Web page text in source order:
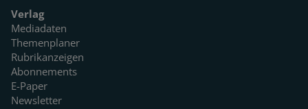
Verlag
Mediadaten
Themenplaner
Rubrikanzeigen
Abonnements
E-Paper
Newsletter